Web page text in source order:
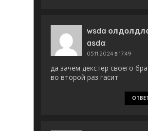
wsda
asda:
05.11.2024 в 17:49
да зачем декстер своего
во второй раз гасит